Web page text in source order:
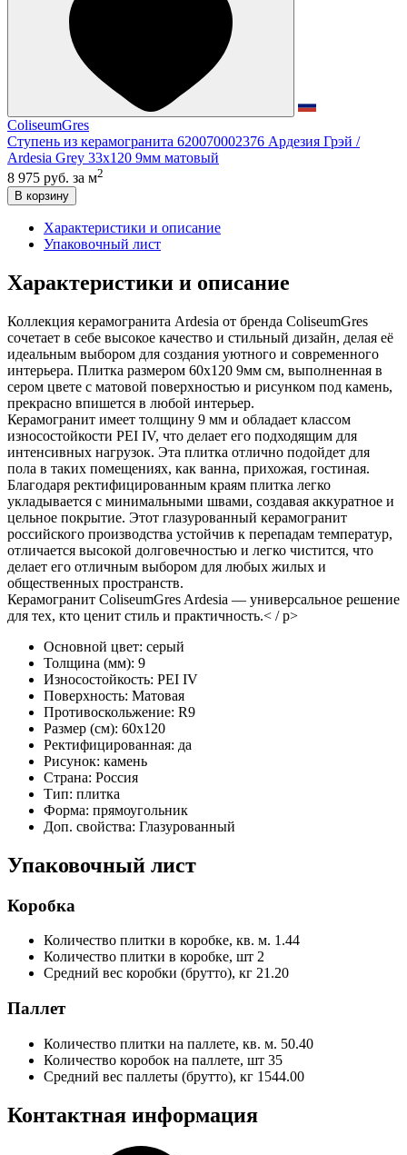
ColiseumGres
Ступень из керамогранита 620070002376 Ардезия Грэй /
Ardesia Grey 33x120 9мм матовый
8 975 руб. за м2
В корзину
Характеристики и описание
Упаковочный лист
Характеристики и описание
Коллекция керамогранита Ardesia от бренда ColiseumGres
сочетает в себе высокое качество и стильный дизайн, делая её
идеальным выбором для создания уютного и современного
интерьера. Плитка размером 60x120 9мм см, выполненная в
сером цвете с матовой поверхностью и рисунком под камень,
прекрасно впишется в любой интерьер.
Керамогранит имеет толщину 9 мм и обладает классом
износостойкости PEI IV, что делает его подходящим для
интенсивных нагрузок. Эта плитка отлично подойдет для
пола в таких помещениях, как ванна, прихожая, гостиная.
Благодаря ректифицированным краям плитка легко
укладывается с минимальными швами, создавая аккуратное и
цельное покрытие. Этот глазурованный керамогранит
российского производства устойчив к перепадам температур,
отличается высокой долговечностью и легко чистится, что
делает его отличным выбором для любых жилых и
общественных пространств.
Керамогранит ColiseumGres Ardesia — универсальное решение
для тех, кто ценит стиль и практичность.< / p>
Основной цвет: серый
Толщина (мм): 9
Износостойкость: PEI IV
Поверхность: Матовая
Противоскольжение: R9
Размер (см): 60x120
Ректифицированная: да
Рисунок: камень
Страна: Россия
Тип: плитка
Форма: прямоугольник
Доп. свойства: Глазурованный
Упаковочный лист
Коробка
Количество плитки в коробке, кв. м. 1.44
Количество плитки в коробке, шт 2
Средний вес коробки (брутто), кг 21.20
Паллет
Количество плитки на паллете, кв. м. 50.40
Количество коробок на паллете, шт 35
Средний вес паллеты (брутто), кг 1544.00
Контактная информация